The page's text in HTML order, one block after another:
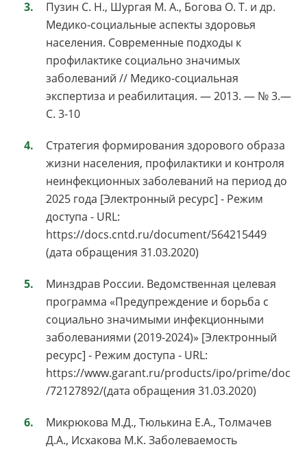
Пузин С. Н., Шургая М. А., Богова О. Т. и др.
Медико-социальные аспекты здоровья
населения. Современные подходы к
профилактике социально значимых
заболеваний // Медико-социальная
экспертиза и реабилитация. — 2013. — № 3.—
С. 3-10
Стратегия формирования здорового образа
жизни населения, профилактики и контроля
неинфекционных заболеваний на период до
2025 года [Электронный ресурс] - Режим
доступа - URL:
https://docs.cntd.ru/document/564215449
(дата обращения 31.03.2020)
Минздрав России. Ведомственная целевая
программа «Предупреждение и борьба с
социально значимыми инфекционными
заболеваниями (2019-2024)» [Электронный
ресурс] - Режим доступа - URL:
https://www.garant.ru/products/ipo/prime/doc
/72127892/(дата обращения 31.03.2020)
Микрюкова М.Д., Тюлькина Е.А., Толмачев
Д.А., Исхакова М.К. Заболеваемость